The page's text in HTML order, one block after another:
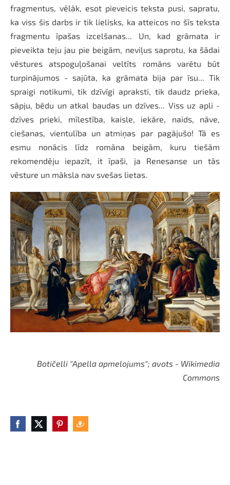
fragmentus, vēlāk, esot pieveicis teksta pusi, sapratu,
ka viss šis darbs ir tik lielisks, ka atteicos no šīs teksta
fragmentu īpašas izcelšanas... Un, kad grāmata ir
pieveikta teju jau pie beigām, neviļus saprotu, ka šādai
vēstures atspoguļošanai veltīts romāns varētu būt
turpinājumos - sajūta, ka grāmata bija par īsu... Tik
spraigi notikumi, tik dzīvīgi apraksti, tik daudz prieka,
sāpju, bēdu un atkal baudas un dzīves... Viss uz apli -
dzīves prieki, mīlestība, kaisle, iekāre, naids, nāve,
ciešanas, vientulība un atmiņas par pagājušo! Tā es
esmu nonācis līdz romāna beigām, kuru tiešām
rekomendēju iepazīt, it īpaši, ja Renesanse un tās
vēsture un māksla nav svešas lietas.
Botičelli "Apella apmelojums"; avots - Wikimedia
Commons